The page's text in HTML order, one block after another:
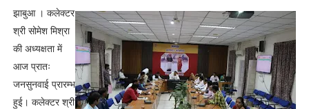
झाबुआ । कलेक्टर
श्री सोमेश मिश्रा
की अध्यक्षता में
आज प्रातः
जनसुनवाई प्रारम्भ
हुई। कलेक्टर श्री